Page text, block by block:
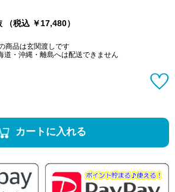
（税込 ￥17,480）
商品は玄関渡しです
道・沖縄・離島へは配送できません
カートに入れる